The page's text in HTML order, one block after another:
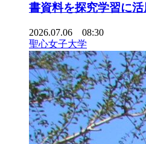
書資料を探究学習に
2026.07.06 08:30
聖心女子大学